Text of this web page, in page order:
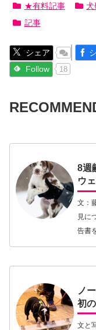
★有料記事 犬
記事
シェア
Follow 18
8週
ウ
文：
見に
告書
案さ
ノ
初
文と